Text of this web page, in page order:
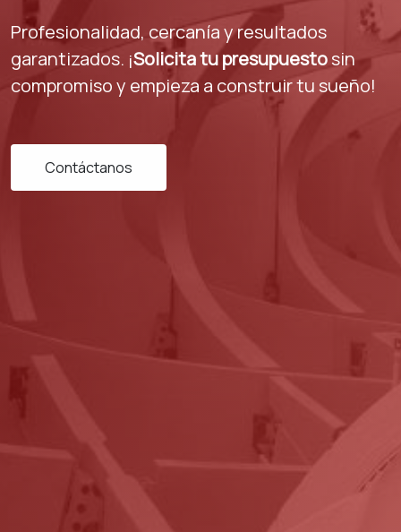
Profesionalidad, cercanía y resultados
garantizados. ¡Solicita tu presupuestosin
compromiso y empieza a construir tu sueño!
Contáctanos